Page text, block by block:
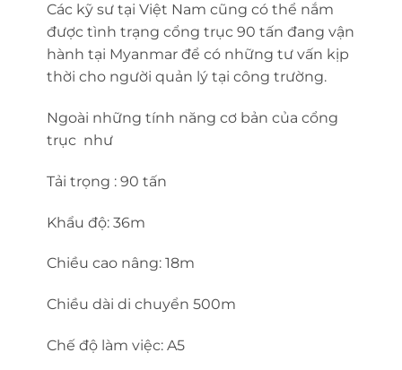
Các kỹ sư tại Việt Nam cũng có thể nắm
được tình trạng cổng trục 90 tấn đang vận
hành tại Myanmar để có những tư vấn kịp
thời cho người quản lý tại công trường.
Ngoài những tính năng cơ bản của cổng
trục như
Tải trọng : 90 tấn
Khẩu độ: 36m
Chiều cao nâng: 18m
Chiều dài di chuyển 500m
Chế độ làm việc: A5